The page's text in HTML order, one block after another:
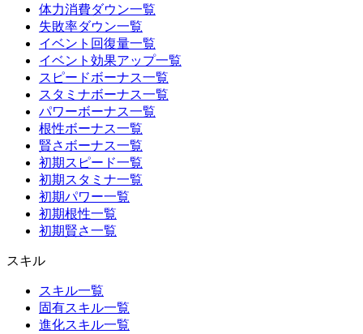
体力消費ダウン一覧
失敗率ダウン一覧
イベント回復量一覧
イベント効果アップ一覧
スピードボーナス一覧
スタミナボーナス一覧
パワーボーナス一覧
根性ボーナス一覧
賢さボーナス一覧
初期スピード一覧
初期スタミナ一覧
初期パワー一覧
初期根性一覧
初期賢さ一覧
スキル
スキル一覧
固有スキル一覧
進化スキル一覧